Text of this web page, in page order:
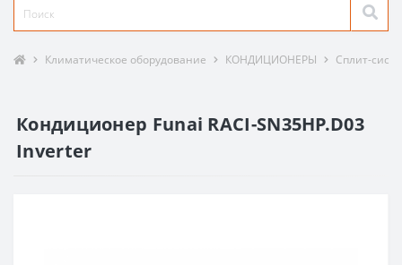
Климатическое оборудование КОНДИЦИОНЕРЫ Сплит-
Кондиционер Funai RACI-SN35HP.D03
Inverter